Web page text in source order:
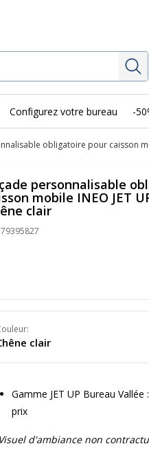
Configurez votre bureau -
obligatoire pour caisson
écran
personnalisable
mobile INEO JET
clair
79395827
:
clair
Gamme JET UP Bureau
prix
Visuel d'ambiance non